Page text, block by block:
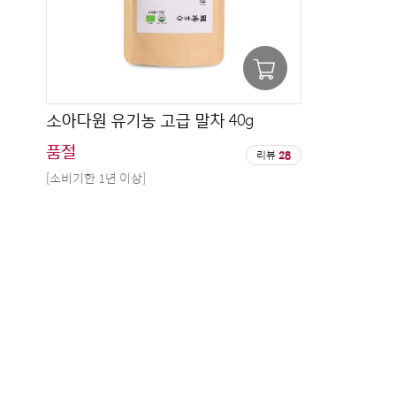
소아다원 유기농 고급 말차 40g
품절 리뷰28
[소비기한 1년 이상]